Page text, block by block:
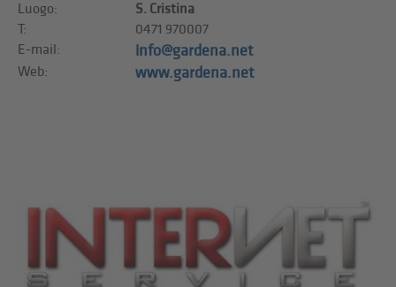
Luogo:
S. Cristina
T:
0471 970007
E-mail:
info@gardena.net
Web: www.gardena.net